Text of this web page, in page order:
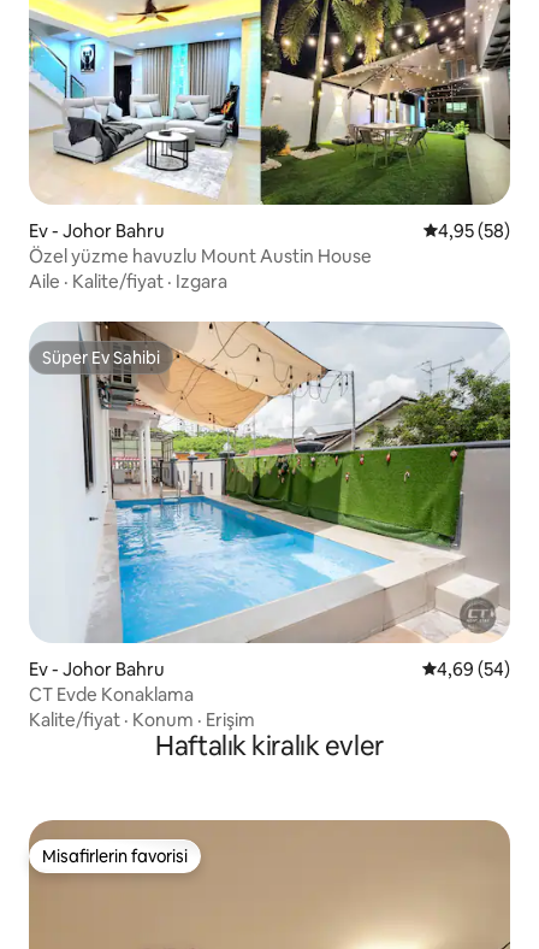
Ev - Johor Bahru 5 üzerinden
4,95 (58)
Özel yüzme havuzlu Mount Austin House
Aile · Kalite/fiyat · Izgara
Süper Ev Sahibi
Süper Ev Sahibi
Ev - Johor Bahru 5 üzerinden
4,69 (54)
CT Evde Konaklama
Kalite/fiyat · Konum · Erişim
Haftalık kiralık evler
Misafirlerin favorisi
Misafirlerin favorisi